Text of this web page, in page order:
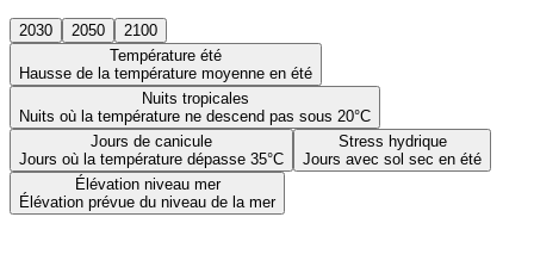
2030 2050
2100
Température été
Hausse de la température moyenne en été
Nuits tropicales
Nuits où la température ne descend pas sous 20°C
Jours de canicule
Jours où la température dépasse 35°C
Stress hydrique
Jours avec sol sec en été
Élévation niveau mer
Élévation prévue du niveau de la mer